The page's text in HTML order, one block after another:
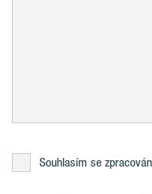
Souhlasím se